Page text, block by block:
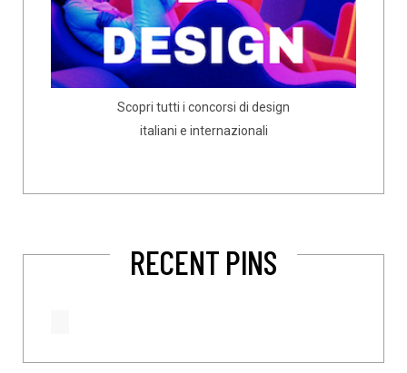
Scopri tutti i concorsi di design
italiani e internazionali
RECENT PINS